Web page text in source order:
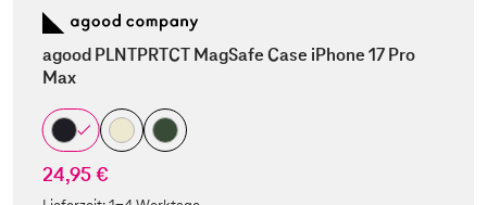
agood PLNTPRTCT MagSafe Case iPhone 17 Pro
Max
24,95 €